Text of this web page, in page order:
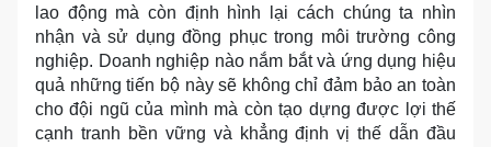
lao động mà còn định hình lại cách chúng ta nhìn
nhận và sử dụng đồng phục trong môi trường công
nghiệp. Doanh nghiệp nào nắm bắt và ứng dụng hiệu
quả những tiến bộ này sẽ không chỉ đảm bảo an toàn
cho đội ngũ của mình mà còn tạo dựng được lợi thế
cạnh tranh bền vững và khẳng định vị thế dẫn đầu